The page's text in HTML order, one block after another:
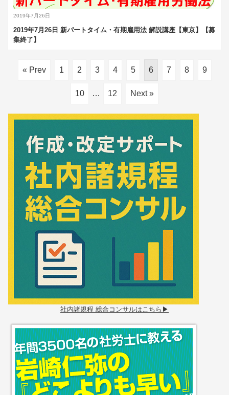
2019年7月26日
2019年7月26日 新パートタイム・有期雇用法 解説講座【東京】【募
集終了】
« Prev 1 2 3 4 5 6 7 8 9
10 … 12 Next »
社内諸規程 総合コンサルはこちら▶